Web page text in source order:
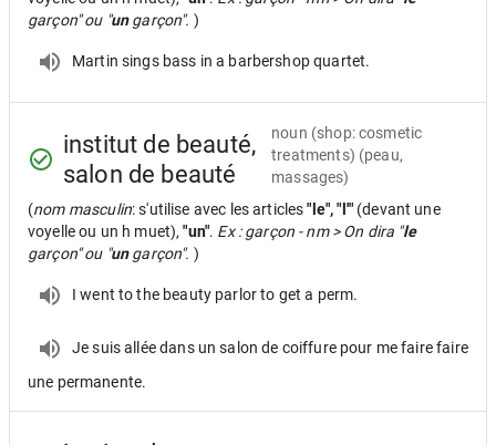
garçon" ou "ungarçon". )
Martin sings bass in a barbershop quartet.
institut de beauté,
salon de beauté
noun (shop: cosmetic
treatments) (peau,
massages)
(nom masculin: s'utilise avec les articles"le", "l'" (devant une
voyelle ou un h muet),"un". Ex : garçon - nm > On dira "le
garçon" ou "ungarçon". )
I went to the beauty parlor to get a perm.
Je suis allée dans un salon de coiffure pour me faire faire
une permanente.